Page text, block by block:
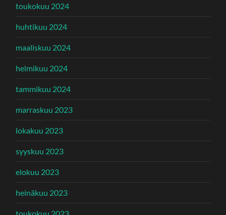
toukokuu 2024
huhtikuu 2024
maaliskuu 2024
helmikuu 2024
tammikuu 2024
marraskuu 2023
lokakuu 2023
syyskuu 2023
elokuu 2023
heinäkuu 2023